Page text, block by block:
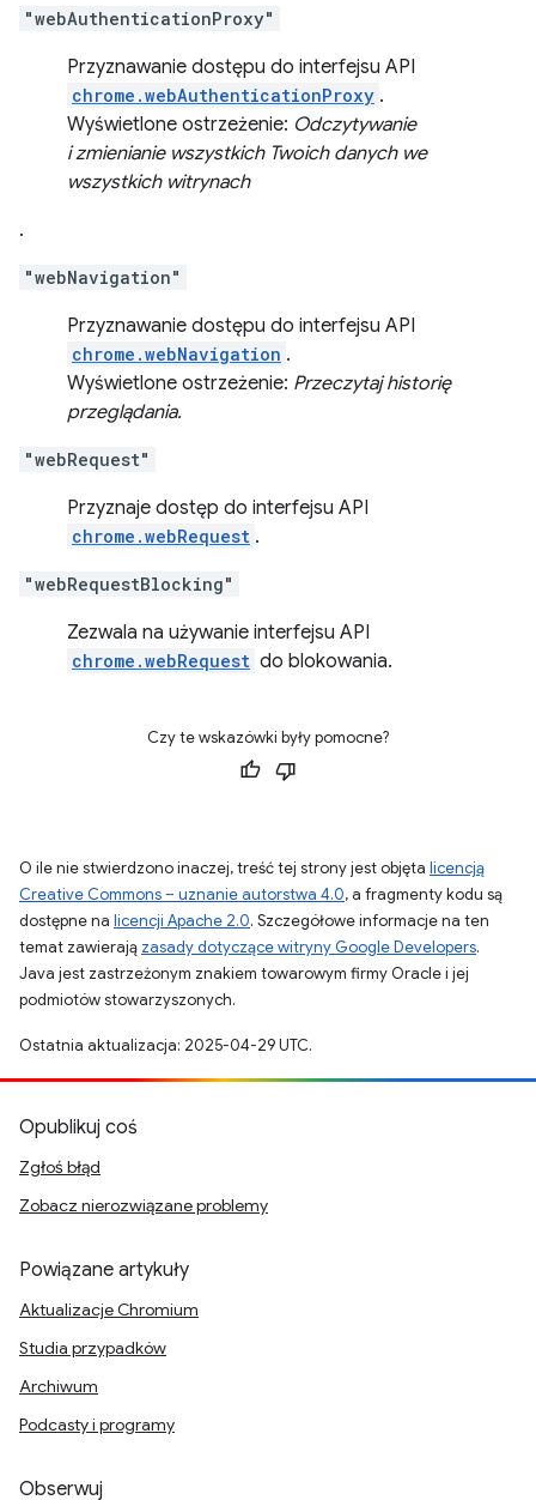
"webAuthenticationProxy"
Przyznawanie dostępu do interfejsu API
chrome.webAuthenticationProxy .
Wyświetlone ostrzeżenie: Odczytywanie
i zmienianie wszystkich Twoich danych we
wszystkich witrynach
.
"webNavigation"
Przyznawanie dostępu do interfejsu API
chrome.webNavigation .
Wyświetlone ostrzeżenie: Przeczytaj historię
przeglądania.
"webRequest"
Przyznaje dostęp do interfejsu API
chrome.webRequest .
"webRequestBlocking"
Zezwala na używanie interfejsu API
chrome.webRequest do blokowania.
Czy te wskazówki były pomocne?
O ile nie stwierdzono inaczej, treść tej strony jest objęta licencją
Creative Commons – uznanie autorstwa 4.0, a fragmenty kodu są
dostępne na licencji Apache 2.0. Szczegółowe informacje na ten
temat zawierają zasady dotyczące witryny Google Developers.
Java jest zastrzeżonym znakiem towarowym firmy Oracle i jej
podmiotów stowarzyszonych.
Ostatnia aktualizacja: 2025-04-29 UTC.
Opublikuj coś
Zgłoś błąd
Zobacz nierozwiązane problemy
Powiązane artykuły
Aktualizacje Chromium
Studia przypadków
Archiwum
Podcasty i programy
Obserwuj